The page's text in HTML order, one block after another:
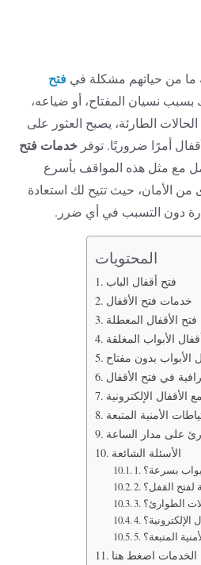
ما من حياتهم مشكلة في فتح
بسبب نسيان المفتاح، أو ضياعه،
الطارئة، يصبح العثور على
أمرًا ضروريًا. توفر خدمات فتح
مع مثل هذه المواقف بأسرع
الأمان، حيث تتيح لك استعادة
دون التسبب في أي ضرر.
المحتويات
فتح أقفال الباب
خدمات فتح الأقفال
فتح الأقفال المعطلة
الأبواب المغلقة
الأبواب بدون مفتاح
في فتح الأقفال
الأقفال الإلكترونية
الأمنية المتبعة
على مدار الساعة
الأسئلة الشائعة
بسرعة؟
لفتح القفل؟
الطوارئ؟
الإلكترونية؟
المتبعة؟
الخدمات اضغط هنا